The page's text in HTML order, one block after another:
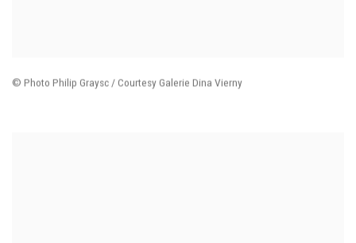
© Photo Philip Graysc /Courtesy Galerie Dina Vierny